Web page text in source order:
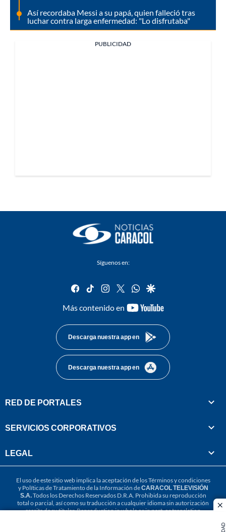
Así recordaba Messi a su papá, quien falleció tras
luchar contra larga enfermedad: "Lo disfrutaba"
PUBLICIDAD
Síguenos en:
facebook
tiktok instagram
twitterwhatsapp
google
Más contenido en
youtube-
Descarga nuestra app en
Descarga nuestra app en
RED DE PORTALES
SERVICIOS CORPORATIVOS
LEGAL
El uso de este sitio web implica la aceptación de losTérminos y condiciones
y Políticas de Tratamiento de la Información deCARACOL TELEVISIÓN
S.A.Todos los Derechos Reservados D.R.A. Prohibida su reproducción
total o parcial, así como su traducción a cualquier idioma sin autorización
escrita de su titular. Reproduction in whole or in part, or translation